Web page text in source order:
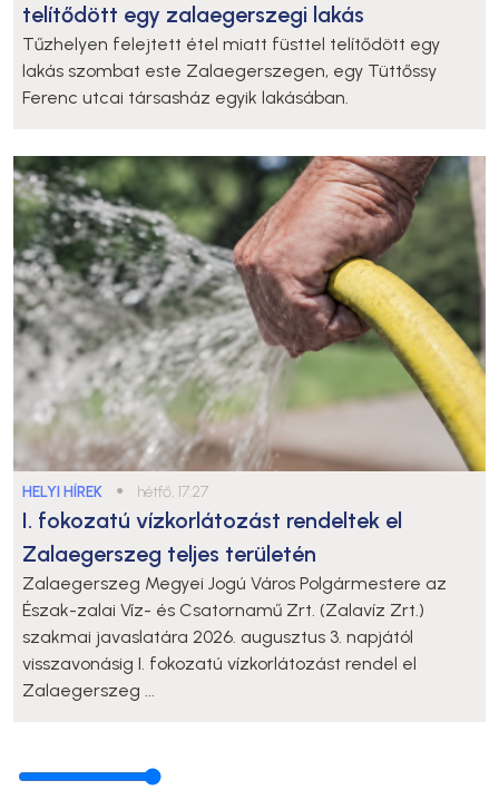
telítődött egy zalaegerszegi lakás
Tűzhelyen felejtett étel miatt füsttel telítődött egy
lakás szombat este Zalaegerszegen, egy Tüttőssy
Ferenc utcai társasház egyik lakásában.
HELYI HÍREK ● hétfő, 17:27
I. fokozatú vízkorlátozást rendeltek el
Zalaegerszeg teljes területén
Zalaegerszeg Megyei Jogú Város Polgármestere az
Észak-zalai Víz- és Csatornamű Zrt. (Zalavíz Zrt.)
szakmai javaslatára 2026. augusztus 3. napjától
visszavonásig I. fokozatú vízkorlátozást rendel el
Zalaegerszeg ...